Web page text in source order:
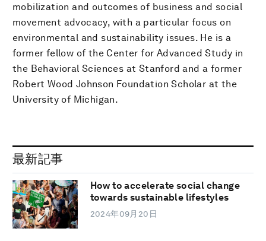
mobilization and outcomes of business and social
movement advocacy, with a particular focus on
environmental and sustainability issues. He is a
former fellow of the Center for Advanced Study in
the Behavioral Sciences at Stanford and a former
Robert Wood Johnson Foundation Scholar at the
University of Michigan.
最新記事
How to accelerate social change
towards sustainable lifestyles
2024年09月20日